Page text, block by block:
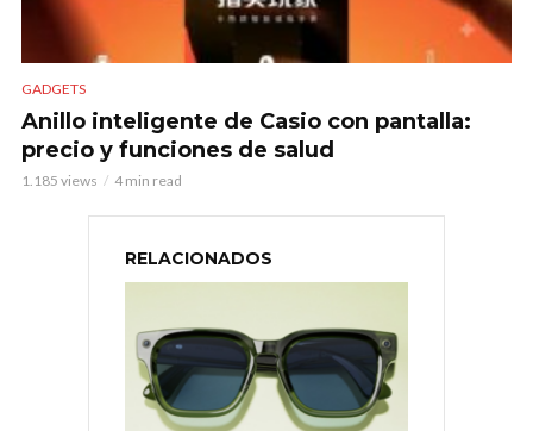
GADGETS
Anillo inteligente de Casio con pantalla:
precio y funciones de salud
1.185 views 4 min read
RELACIONADOS